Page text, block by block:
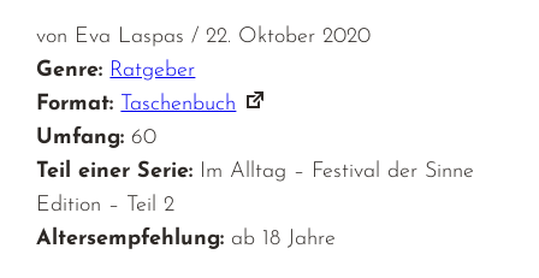
von Eva Laspas / 22. Oktober 2020
Genre: Ratgeber
Format:
Taschenbuch
Umfang: 60
Teil einer Serie:
Im Alltag – Festival der Sinne
Edition – Teil 2
Altersempfehlung: ab 18 Jahre